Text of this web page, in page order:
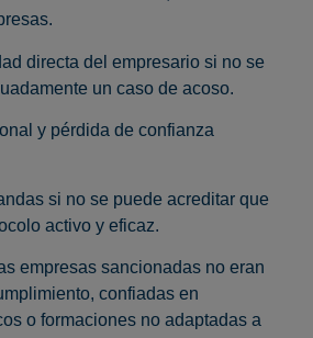
directa del empresario si no se
un caso de acoso.
y pérdida de confianza
si no se puede acreditar que
activo y eficaz.
empresas sancionadas no eran
confiadas en
o formaciones no adaptadas a